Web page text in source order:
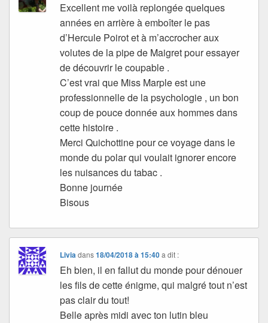
Excellent me voilà replongée quelques
années en arrière à emboîter le pas
d’Hercule Poirot et à m’accrocher aux
volutes de la pipe de Maigret pour essayer
de découvrir le coupable .
C’est vrai que Miss Marple est une
professionnelle de la psychologie , un bon
coup de pouce donnée aux hommes dans
cette histoire .
Merci Quichottine pour ce voyage dans le
monde du polar qui voulait ignorer encore
les nuisances du tabac .
Bonne journée
Bisous
Liviadans18/04/2018 à 15:40 a dit :
Eh bien, il en fallut du monde pour dénouer
les fils de cette énigme, qui malgré tout n’est
pas clair du tout!
Belle après midi avec ton lutin bleu